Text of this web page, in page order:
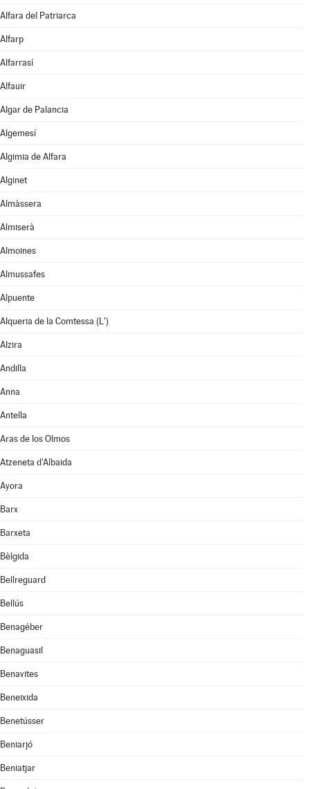
Alfara del Patriarca
Alfarp
Alfarrasí
Alfauir
Algar de Palancia
Algemesí
Algimia de Alfara
Alginet
Almàssera
Almiserà
Almoines
Almussafes
Alpuente
Alqueria de la Comtessa (L')
Alzira
Andilla
Anna
Antella
Aras de los Olmos
Atzeneta d'Albaida
Ayora
Barx
Barxeta
Bèlgida
Bellreguard
Bellús
Benagéber
Benaguasil
Benavites
Beneixida
Benetússer
Beniarjó
Beniatjar